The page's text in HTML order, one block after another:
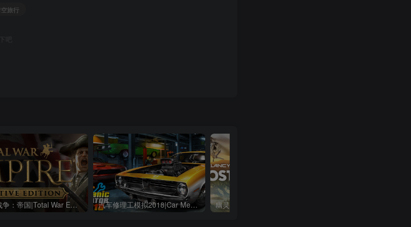
旅行
吧
全面战争：帝国|Total War Empire|1.5.0|整合全DLC 汽车修理工模拟2018|Car Mechanic Simulator 2018|1.6.8|整合全DLC